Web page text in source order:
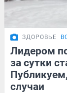
ЗДОРОВЬЕ
Лидером
за сутки
случаи